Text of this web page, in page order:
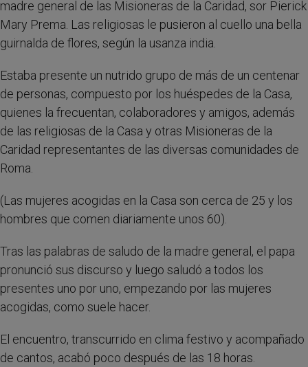
madre general de las Misioneras de la Caridad, sor Pierick
Mary Prema. Las religiosas le pusieron al cuello una bella
guirnalda de flores, según la usanza india.
Estaba presente un nutrido grupo de más de un centenar
de personas, compuesto por los huéspedes de la Casa,
quienes la frecuentan, colaboradores y amigos, además
de las religiosas de la Casa y otras Misioneras de la
Caridad representantes de las diversas comunidades de
Roma.
(Las mujeres acogidas en la Casa son cerca de 25 y los
hombres que comen diariamente unos 60).
Tras las palabras de saludo de la madre general, el papa
pronunció sus discurso y luego saludó a todos los
presentes uno por uno, empezando por las mujeres
acogidas, como suele hacer.
El encuentro, transcurrido en clima festivo y acompañado
de cantos, acabó poco después de las 18 horas.